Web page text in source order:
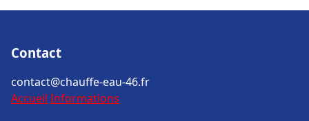
Contact
contact@chauffe-eau-46.fr
Accueil Informations